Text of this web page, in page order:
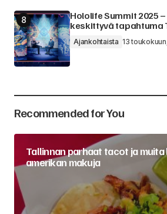
Hololife Summit 2025
keskittyvä tapahtuma
Ajankohtaista 13
Recommended for You
Tallinnan parhaat tacot ja
amerikan makuja